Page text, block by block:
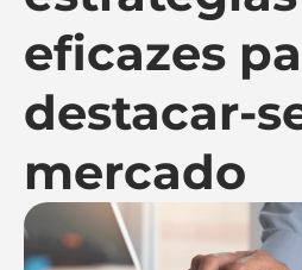
eficazes
destacar-
mercado